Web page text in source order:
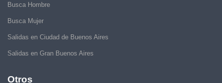
Busca Hombre
Busca Mujer
Salidas en Ciudad de Buenos Aires
Salidas en Gran Buenos Aires
Otros